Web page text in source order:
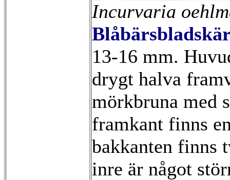
Incurvaria
13-16 mm.
drygt halva
mörkbruna med
framkant finns
bakkanten finns
inre är något